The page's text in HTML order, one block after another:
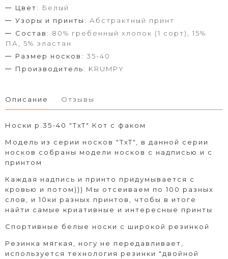
Цвет:
Белый
Узоры и принты: Абстрактный принт
Состав: 80% гребенный хлопок (1 сорт), 15%
ПА, 5% эластан
Размер носков: 35-40
Производитель: KRUMPY
Описание Отзывы
Носки р.35-40 "TxT" Кот с факом
Модель из серии носков "TxT", в данной серии
носков собраны модели носков с надписью и с
принтом
Каждая надпись и принто придумывается с
кровью и потом))) Мы отсеиваем по 100 разных
слов, и 10ки разных принтов, чтобы в итоге
найти самые криативные и интересные принты
Спортивные белые носки с широкой резинкой
Резинка мягкая, ногу не передавливает,
используется технология резинки "двойной